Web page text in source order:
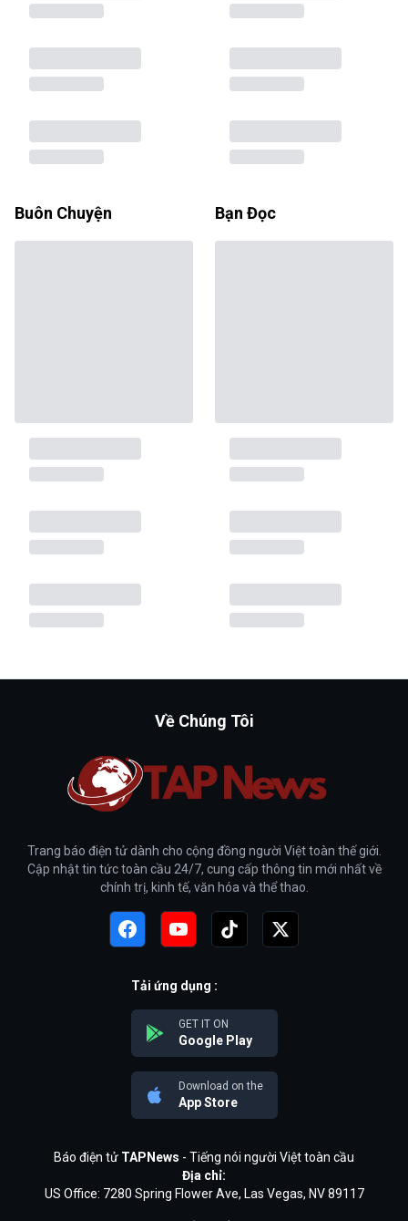
Buôn Chuyện Bạn Đọc
Về Chúng Tôi
Trang báo điện tử dành cho cộng đồng người Việt toàn thế giới.
Cập nhật tin tức toàn cầu 24/7, cung cấp thông tin mới nhất về
chính trị, kinh tế, văn hóa và thể thao.
Tải ứng dụng :
GET IT ON
Google Play
Download on the
App Store
Báo điện tử TAPNews - Tiếng nói người Việt toàn cầu
Địa chỉ:
US Office: 7280 Spring Flower Ave, Las Vegas, NV 89117